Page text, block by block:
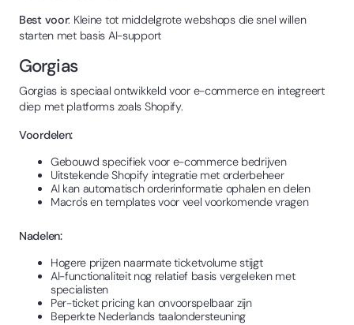
Best voor: Kleine tot middelgrote webshops die snel willen
starten met basis AI-support
Gorgias
Gorgias is speciaal ontwikkeld voor e-commerce en integreert
diep met platforms zoals Shopify.
Voordelen:
Gebouwd specifiek voor e-commerce bedrijven
Uitstekende Shopify integratie met orderbeheer
AI kan automatisch orderinformatie ophalen en delen
Macro's en templates voor veel voorkomende vragen
Nadelen:
Hogere prijzen naarmate ticketvolume stijgt
AI-functionaliteit nog relatief basis vergeleken met
specialisten
Per-ticket pricing kan onvoorspelbaar zijn
Beperkte Nederlands taalondersteuning